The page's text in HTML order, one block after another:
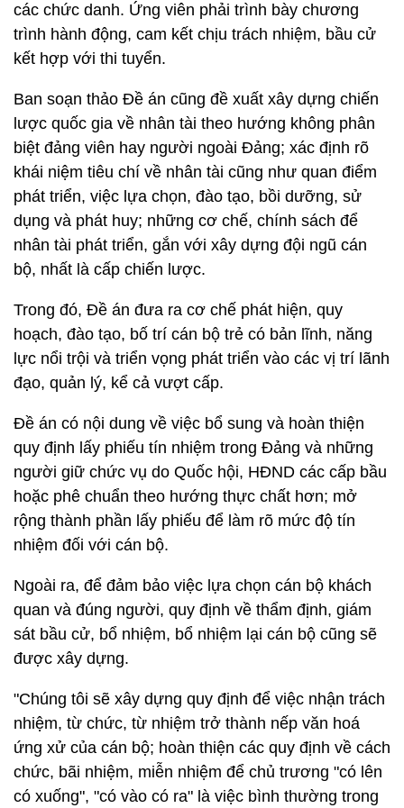
các chức danh. Ứng viên phải trình bày chương
trình hành động, cam kết chịu trách nhiệm, bầu cử
kết hợp với thi tuyển.
Ban soạn thảo Đề án cũng đề xuất xây dựng chiến
lược quốc gia về nhân tài theo hướng không phân
biệt đảng viên hay người ngoài Đảng; xác định rõ
khái niệm tiêu chí về nhân tài cũng như quan điểm
phát triển, việc lựa chọn, đào tạo, bồi dưỡng, sử
dụng và phát huy; những cơ chế, chính sách để
nhân tài phát triển, gắn với xây dựng đội ngũ cán
bộ, nhất là cấp chiến lược.
Trong đó, Đề án đưa ra cơ chế phát hiện, quy
hoạch, đào tạo, bố trí cán bộ trẻ có bản lĩnh, năng
lực nổi trội và triển vọng phát triển vào các vị trí lãnh
đạo, quản lý, kể cả vượt cấp.
Đề án có nội dung về việc bổ sung và hoàn thiện
quy định lấy phiếu tín nhiệm trong Đảng và những
người giữ chức vụ do Quốc hội, HĐND các cấp bầu
hoặc phê chuẩn theo hướng thực chất hơn; mở
rộng thành phần lấy phiếu để làm rõ mức độ tín
nhiệm đối với cán bộ.
Ngoài ra, để đảm bảo việc lựa chọn cán bộ khách
quan và đúng người, quy định về thẩm định, giám
sát bầu cử, bổ nhiệm, bổ nhiệm lại cán bộ cũng sẽ
được xây dựng.
"Chúng tôi sẽ xây dựng quy định để việc nhận trách
nhiệm, từ chức, từ nhiệm trở thành nếp văn hoá
ứng xử của cán bộ; hoàn thiện các quy định về cách
chức, bãi nhiệm, miễn nhiệm để chủ trương "có lên
có xuống", "có vào có ra" là việc bình thường trong